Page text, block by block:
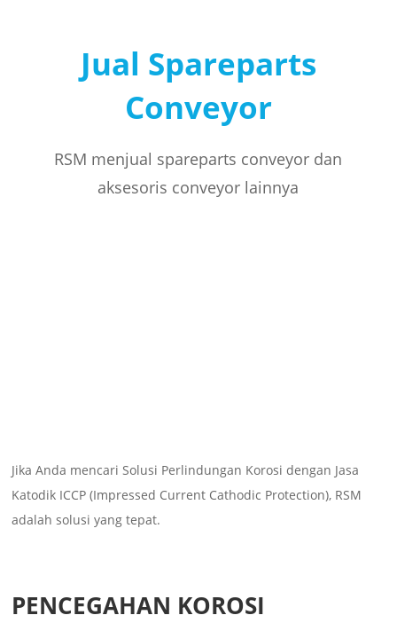
Jual Spareparts
Conveyor
RSM menjual spareparts conveyor dan
aksesoris conveyor lainnya
Jika Anda mencari Solusi Perlindungan Korosi dengan Jasa
Katodik ICCP (Impressed Current Cathodic Protection), RSM
adalah solusi yang tepat.
PENCEGAHAN KOROSI